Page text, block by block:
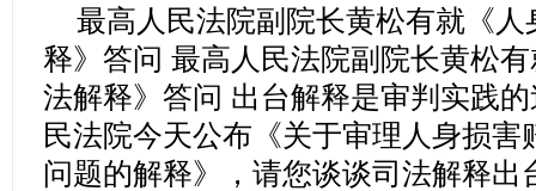
最高人民法院副院长黄松有就《
释》答问 最高人民法院副院长黄松
法解释》答问 出台解释是审判实践
民法院今天公布《关于审理人身损
问题的解释》，请您谈谈司法解释出